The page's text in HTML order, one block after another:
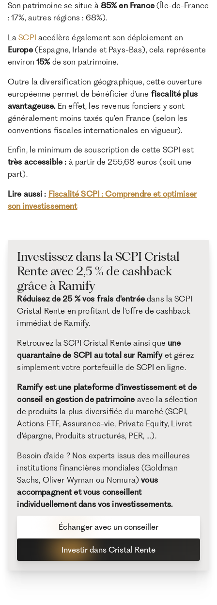
Son patrimoine se situe à 85% en France(Île-de-France
: 17%, autres régions : 68%).
LaSCPI accélère également son déploiement en
Europe (Espagne, Irlande et Pays-Bas), cela représente
environ 15% de son patrimoine.
Outre la diversification géographique, cette ouverture
européenne permet de bénéficier d’une fiscalité plus
avantageuse. En effet, les revenus fonciers y sont
généralement moins taxés qu’en France (selon les
conventions fiscales internationales en vigueur).
Enfin, le minimum de souscription de cette SCPI est
très accessible : à partir de 255,68 euros (soit une
part).
Lire aussi : Fiscalité SCPI : Comprendre et optimiser
son investissement
Investissez dans la SCPI Cristal
Rente avec 2,5 % de cashback
grâce à Ramify
Réduisez de 25 % vos frais d'entréedans la SCPI
Cristal Rente en profitant de l'offre de cashback
immédiat de Ramify.
Retrouvez la SCPI Cristal Rente ainsi que une
quarantaine de SCPI au total sur Ramifyet gérez
simplement votre portefeuille de SCPI en ligne.
Ramify est une plateforme d'investissement et de
conseil en gestion de patrimoine avec la sélection
de produits la plus diversifiée du marché (SCPI,
Actions ETF, Assurance-vie, Private Equity, Livret
d'épargne, Produits structurés, PER, …).
Besoin d'aide ? Nos experts issus des meilleures
institutions financières mondiales (Goldman
Sachs, Oliver Wyman ou Nomura)vous
accompagnent et vous conseillent
individuellement dans vos investissements.
Investir dans Cristal Rente
Échanger avec un conseiller